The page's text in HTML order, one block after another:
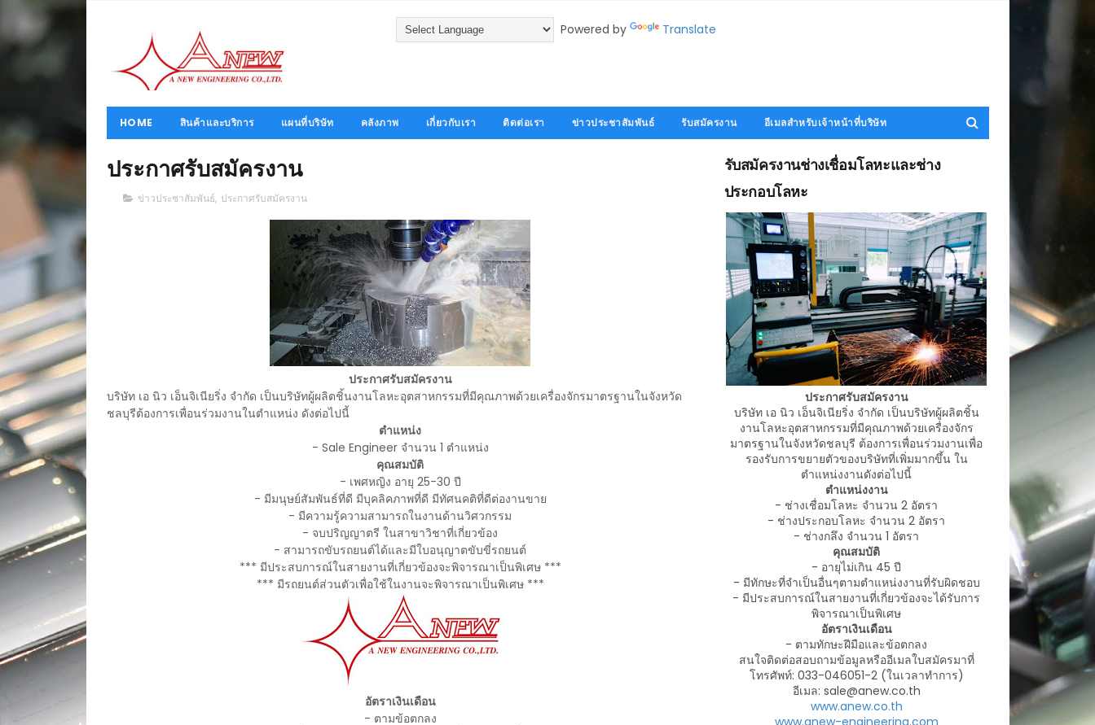
Powered by Translate
HOME สินค้าและบริการ แผนที่บริษัท คลังภาพ เกี่ยวกับเรา ติดต่อเรา ข่าวประชาสัมพันธ์ รับสมัครงาน อีเมลสำหรับเจ้าหน้าที่บริษัท
ประกาศรับสมัครงาน
ข่าวประชาสัมพันธ์, ประกาศรับสมัครงาน
ประกาศรับสมัครงาน
บริษัท เอ นิว เอ็นจิเนียริ่ง จำกัด เป็นบริษัทผู้ผลิตชิ้นงานโลหะอุตสาหกรรมที่มีคุณภาพด้วยเครื่องจักรมาตรฐานในจังหวัด
ชลบุรีต้องการเพื่อนร่วมงานในตำแหน่ง ดังต่อไปนี้
ตำแหน่ง
- Sale Engineer จำนวน 1 ตำแหน่ง
คุณสมบัติ
- เพศหญิง อายุ 25-30 ปี
- มีมนุษย์สัมพันธ์ที่ดี มีบุคลิคภาพที่ดี มีทัศนคติที่ดีต่องานขาย
- มีความรู้ความสามารถในงานด้านวิศวกรรม
- จบปริญญาตรี ในสาขาวิชาที่เกี่ยวข้อง
- สามารถขับรถยนต์ได้และมีใบอนุญาตขับขี่รถยนต์
*** มีประสบการณ์ในสายงานที่เกี่ยวข้องจะพิจารณาเป็นพิเศษ ***
*** มีรถยนต์ส่วนตัวเพื่อใช้ในงานจะพิจารณาเป็นพิเศษ ***
อัตราเงินเดือน
- ตามข้อตกลง
รับสมัครงานช่างเชื่อมโลหะและช่าง
ประกอบโลหะ
ประกาศรับสมัครงาน
บริษัท เอ นิว เอ็นจิเนียริ่ง จำกัด เป็นบริษัทผู้ผลิตชิ้น
งานโลหะอุตสาหกรรมที่มีคุณภาพด้วยเครื่องจักร
มาตรฐานในจังหวัดชลบุรี ต้องการเพื่อนร่วมงานเพื่อ
รองรับการขยายตัวของบริษัทที่เพิ่มมากขึ้น ใน
ตำแหน่งงานดังต่อไปนี้
ตำแหน่งงาน
- ช่างเชื่อมโลหะ จำนวน 2 อัตรา
- ช่างประกอบโลหะ จำนวน 2 อัตรา
- ช่างกลึง จำนวน 1 อัตรา
คุณสมบัติ
- อายุไม่เกิน 45 ปี
- มีทักษะที่จำเป็นอื่นๆตามตำแหน่งงานที่รับผิดชอบ
- มีประสบการณ์ในสายงานที่เกี่ยวข้องจะได้รับการ
พิจารณาเป็นพิเศษ
อัตราเงินเดือน
- ตามทักษะฝีมือและข้อตกลง
สนใจติดต่อสอบถามข้อมูลหรืออีเมลใบสมัครมาที่
โทรศัพท์: 033-046051-2 (ในเวลาทำการ)
อีเมล: sale@anew.co.th
www.anew.co.th
www.anew-engineering.com